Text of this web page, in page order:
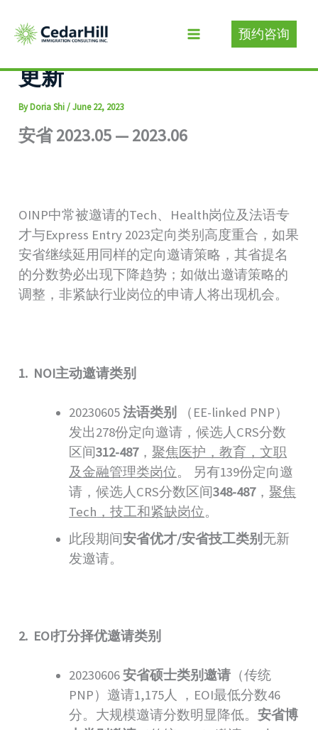
content
预约咨询
近期安省、BC省省提名动态
更新
ByDoria Shi/June 22, 2023
安省 2023.05 — 2023.06
OINP中常被邀请的Tech、Health岗位及法语专
才与Express Entry 2023定向类别高度重合，如果
安省继续延用同样的定向邀请策略，其省提名
的分数势必出现下降趋势；如做出邀请策略的
调整，非紧缺行业岗位的申请人将出现机会。
1. NOI主动邀请类别
20230605法语类别
（EE-linked PNP）
发出278份定向邀请，候选人CRS分数
区间312-487， 聚焦医护，教育，文职
及金融管理类岗位。 另有139份定向邀
请，候选人CRS分数区间348-487， 聚焦
Tech ，技工和紧缺岗位。
此段期间安省优才/安省技工类别 无新
发邀请。
2. EOI打分择优邀请类别
20230606安省硕士类别邀请 （传统
PNP）邀请1,175人 ，EOI最低分数46
分。大规模邀请分数明显降低。安省博